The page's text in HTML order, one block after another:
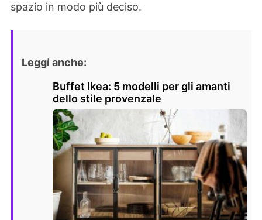
spazio in modo più deciso.
Leggi anche:
Buffet Ikea: 5 modelli per gli amanti
dello stile provenzale